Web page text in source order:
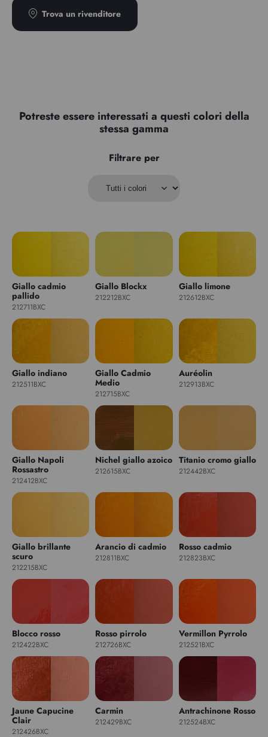
Trova un rivenditore
Potreste essere interessati a questi colori della
stessa gamma
Filtrare per
Giallo cadmio
pallido
212711BXC
Giallo Blockx
212212BXC
Giallo limone
212612BXC
Giallo indiano
212511BXC
Giallo Cadmio
Medio
212715BXC
Auréolin
212913BXC
Giallo Napoli
Rossastro
212412BXC
Nichel giallo azoico
212615BXC
Titanio cromo giallo
212442BXC
Giallo brillante
scuro
212215BXC
Arancio di cadmio
212811BXC
Rosso cadmio
212823BXC
Blocco rosso
212422BXC
Rosso pirrolo
212726BXC
Vermillon Pyrrolo
212521BXC
Jaune Capucine
Clair
212426BXC
Carmin
212429BXC
Antrachinone Rosso
212524BXC